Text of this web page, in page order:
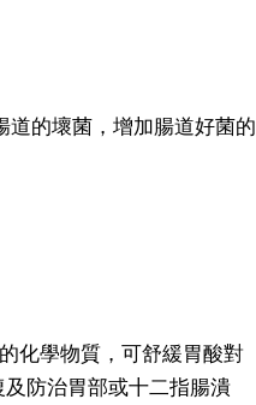
道的壞菌，增加腸道好菌的
化學物質，可舒緩胃酸對
防治胃部或十二指腸潰